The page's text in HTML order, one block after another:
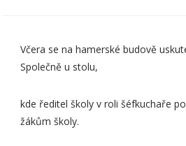
Včera se na hamerské budově
Společně u stolu,
kde ředitel školy v roli šéfkuchaře
žákům školy.